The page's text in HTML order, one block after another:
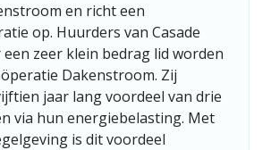
en richt een
op. Huurders van Casade
zeer klein bedrag lid worden
Dakenstroom. Zij
jaar lang voordeel van drie
via hun energiebelasting. Met
is dit voordeel